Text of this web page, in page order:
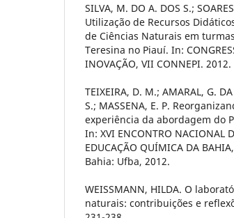
SILVA, M. DO A. DOS S.;
Utilização de Recursos
de Ciências Naturais em
Teresina no Piauí. In:
INOVAÇÃO, VII CONNEPI.
TEIXEIRA, D. M.; AMARAL, G.
S.; MASSENA, E. P.
experiência da abordagem do
In: XVI ENCONTRO NACIONAL
EDUCAÇÃO QUÍMICA DA
Bahia: Ufba, 2012.
WEISSMANN, HILDA. O
naturais: contribuições e